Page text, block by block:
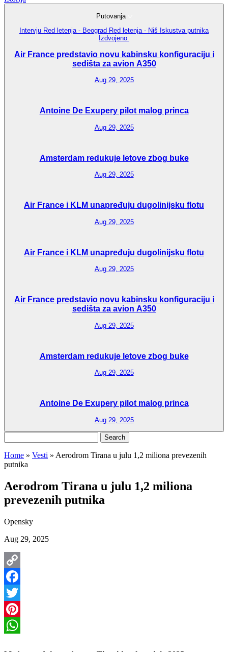
Putovanja
Intervju Red letenja - Beograd Red letenja - Niš Iskustva putnika
Izdvojeno
Air France predstavio novu kabinsku konfiguraciju i
sedišta za avion A350
Aug 29, 2025
Antoine De Exupery pilot malog princa
Aug 29, 2025
Amsterdam redukuje letove zbog buke
Aug 29, 2025
Air France i KLM unapređuju dugolinijsku flotu
Aug 29, 2025
Air France i KLM unapređuju dugolinijsku flotu
Aug 29, 2025
Air France predstavio novu kabinsku konfiguraciju i
sedišta za avion A350
Aug 29, 2025
Amsterdam redukuje letove zbog buke
Aug 29, 2025
Antoine De Exupery pilot malog princa
Aug 29, 2025
for:
Home » Vesti » Aerodrom Tirana u julu 1,2 miliona prevezenih
putnika
Aerodrom Tirana u julu 1,2 miliona
prevezenih putnika
Opensky
Aug 29, 2025
Copy
Link
Facebook
Twitter
Pinterest